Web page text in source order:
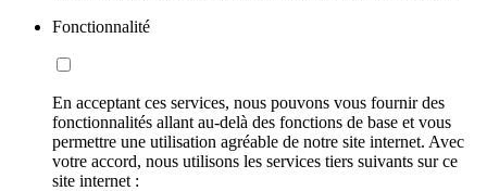
Fonctionnalité
En acceptant ces services, nous pouvons vous fournir des
fonctionnalités allant au-delà des fonctions de base et vous
permettre une utilisation agréable de notre site internet. Avec
votre accord, nous utilisons les services tiers suivants sur ce
site internet :